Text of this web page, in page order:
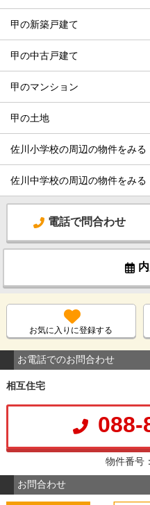
甲の新築戸建て
甲の中古戸建て
甲のマンション
甲の土地
佐川小学校の周辺の物件をみる
佐川中学校の周辺の物件をみる
電話で問合わせ
お気に入りに登録する
お電話でのお問合わせ
相互住宅
088-
物件番号
お問合わせ